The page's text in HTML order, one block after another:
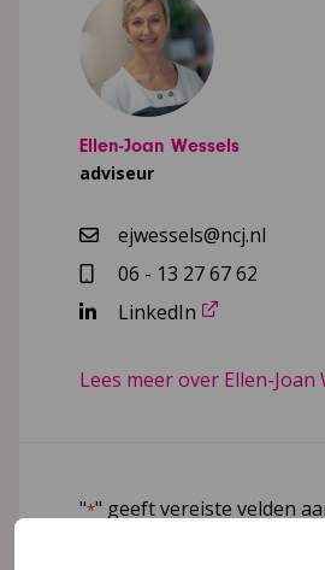
Ellen-Joan Wessels
adviseur
ejwessels@ncj.nl
06 - 13 27 67 62
LinkedIn
Lees meer over Ellen-Joan
"*" geeft vereiste velden